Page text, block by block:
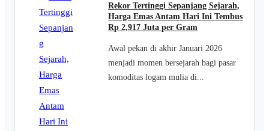
Rekor Tertinggi Sepanjang Sejarah,
Harga Emas Antam Hari Ini Tembus
Rp 2,917 Juta per Gram
Awal pekan di akhir Januari 2026
menjadi momen bersejarah bagi pasar
komoditas logam mulia di...